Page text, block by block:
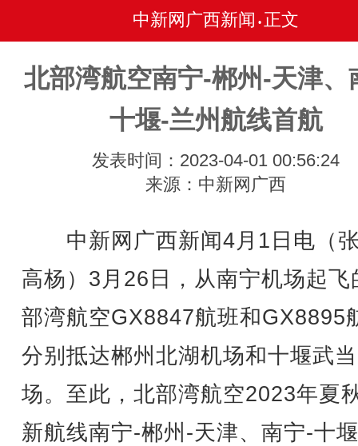
中新网广西新闻 • 正文
北部湾航空南宁-郴州-天津、
十堰-兰州航线首航
发表时间：2023-04-01 00:56:24
来源：中新网广西
中新网广西新闻4月1日电（
高杨）3月26日，从南宁机场起飞
部湾航空GX8847航班和GX8895
分别抵达郴州北湖机场和十堰武
场。至此，北部湾航空2023年夏
新航线南宁-郴州-天津、南宁-十